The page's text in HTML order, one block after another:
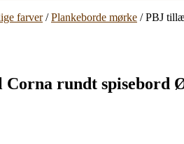
farver/Plankeborde mørke / PBJ
rundt spisebord